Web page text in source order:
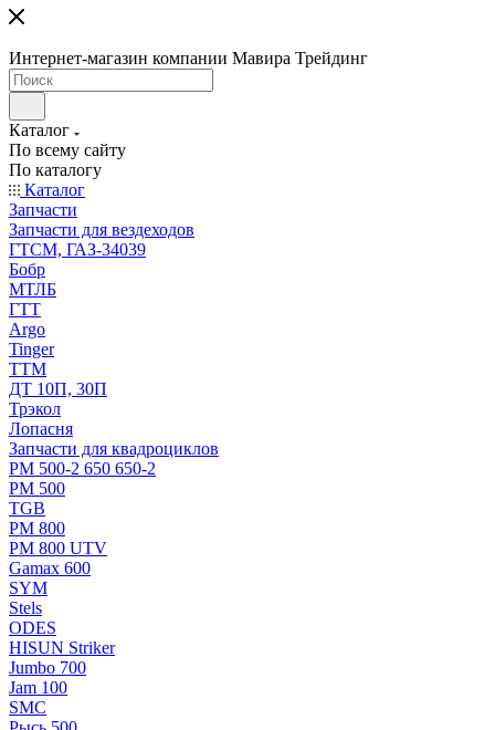
Интернет-магазин компании Мавира Трейдинг
Каталог
По всему сайту
По каталогу
Каталог
Запчасти
Запчасти для вездеходов
ГТСМ, ГАЗ-34039
Бобр
МТЛБ
ГТТ
Argo
Tinger
ТТМ
ДТ 10П, 30П
Трэкол
Лопасня
Запчасти для квадроциклов
РМ 500-2 650 650-2
РМ 500
TGB
РМ 800
РМ 800 UTV
Gamax 600
SYM
Stels
ОDЕS
HISUN Striker
Jumbo 700
Jam 100
SMC